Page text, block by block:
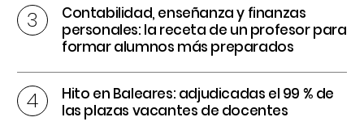
Contabilidad, enseñanza y finanzas
personales: la receta de un profesor para
formar alumnos más preparados
Hito en Baleares: adjudicadas el 99 % de
las plazas vacantes de docentes